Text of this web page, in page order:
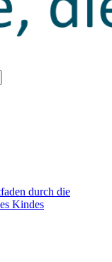
durch die
Kindes